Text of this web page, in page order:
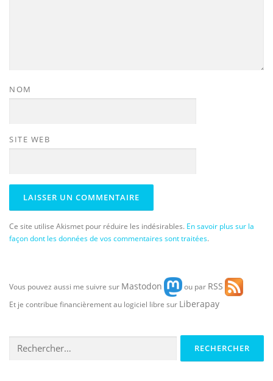
NOM
SITE WEB
Ce site utilise Akismet pour réduire les indésirables. En savoir plus sur la
façon dont les données de vos commentaires sont traitées.
Vous pouvez aussi me suivre sur Mastodon ou par RSS
Et je contribue financièrement au logiciel libre sur Liberapay